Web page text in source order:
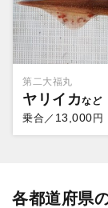
第二大福丸
ヤリイカ
乗合／ 13,000円
各都道府県